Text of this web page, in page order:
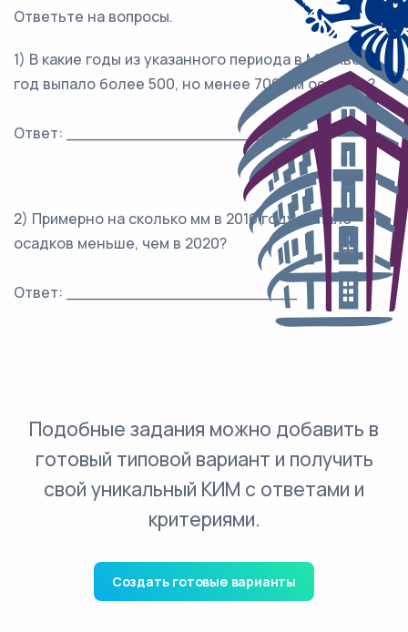
Ответьте на вопросы.
1) В какие годы из указанного периода в Москве за
год выпало более 500, но менее 700 мм осадков?
Ответ: _______________________
2) Примерно на сколько мм в 2016 году выпало
осадков меньше, чем в 2020?
Ответ: _______________________
Подобные задания можно добавить в
готовый типовой вариант и получить
свой уникальный КИМ с ответами и
критериями.
Создать готовые варианты